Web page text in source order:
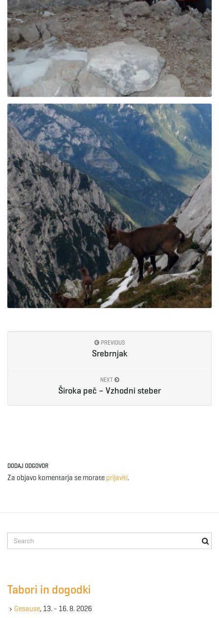
PREVIOUS
Srebrnjak
NEXT
Široka peč – Vzhodni steber
DODAJ ODGOVOR
Za objavo komentarja se morate prijaviti.
e
e
Tabori in dogodki
Gesause, 13. - 16. 8. 2026